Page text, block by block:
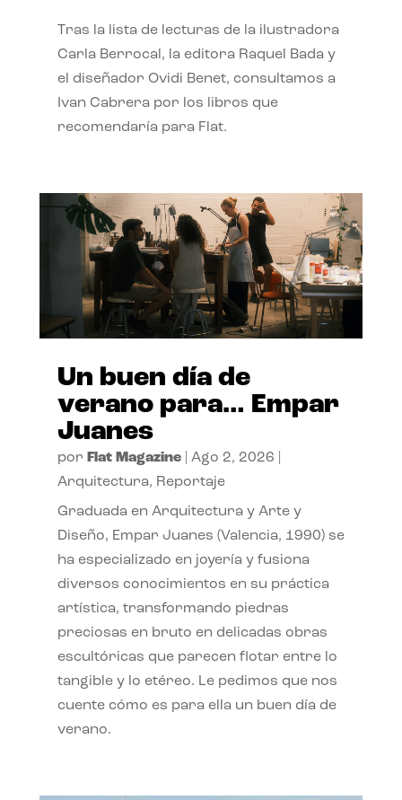
Tras la lista de lecturas de la ilustradora
Carla Berrocal, la editora Raquel Bada y
el diseñador Ovidi Benet, consultamos a
Ivan Cabrera por los libros que
recomendaría para Flat.
Un buen día de
verano para… Empar
Juanes
por Flat Magazine| Ago 2, 2026
Arquitectura, Reportaje
Graduada en Arquitectura y Arte y
Diseño, Empar Juanes (Valencia, 1990) se
ha especializado en joyería y fusiona
diversos conocimientos en su práctica
artística, transformando piedras
preciosas en bruto en delicadas obras
escultóricas que parecen flotar entre lo
tangible y lo etéreo. Le pedimos que nos
cuente cómo es para ella un buen día de
verano.